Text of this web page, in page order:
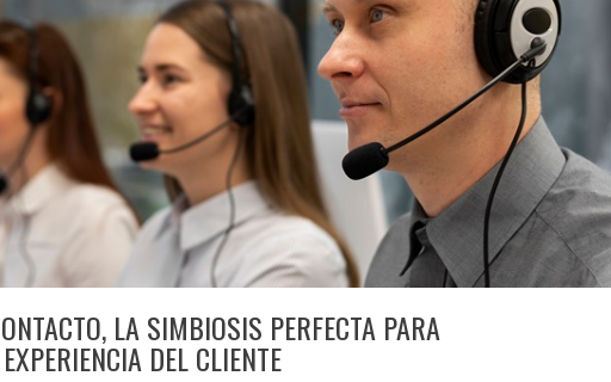
LA SIMBIOSIS PERFECTA PARA
DEL CLIENTE